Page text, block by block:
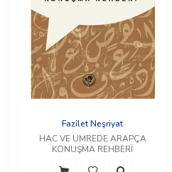
Fazilet Neşriyat
HAC VE UMREDE ARAPÇA
KONUŞMA REHBERİ